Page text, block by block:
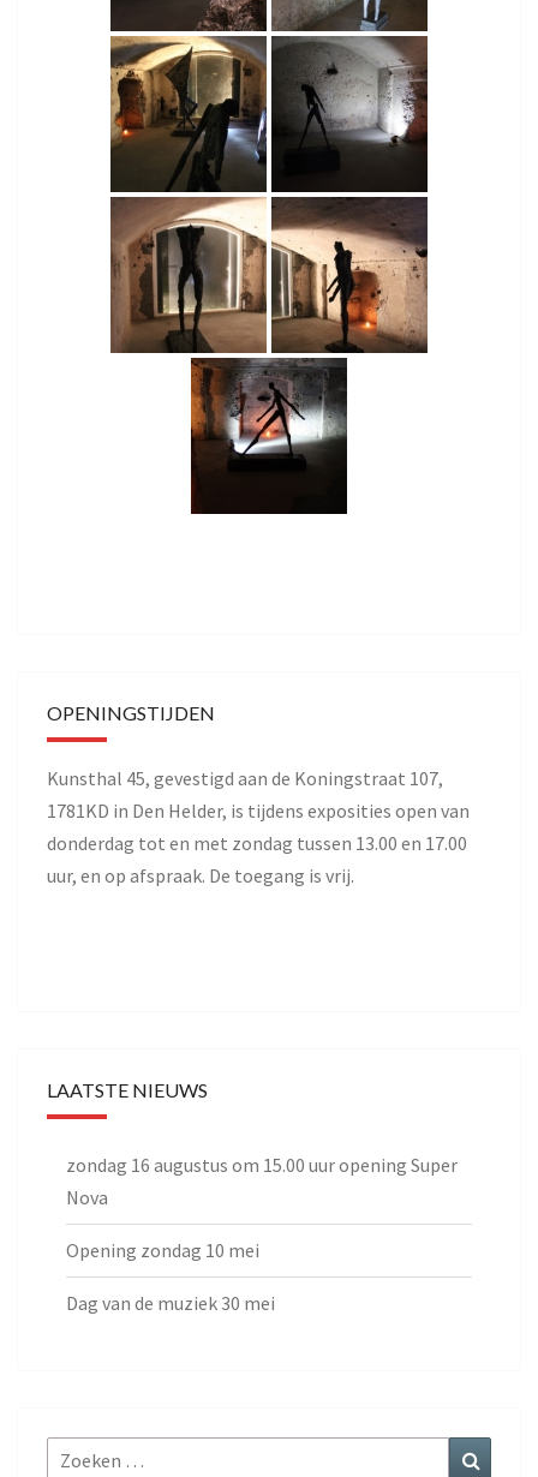
OPENINGSTIJDEN
Kunsthal 45, gevestigd aan de Koningstraat 107,
1781KD in Den Helder, is tijdens exposities open van
donderdag tot en met zondag tussen 13.00 en 17.00
uur, en op afspraak. De toegang is vrij.
LAATSTE NIEUWS
zondag 16 augustus om 15.00 uur opening Super
Nova
Opening zondag 10 mei
Dag van de muziek 30 mei
Zoeken